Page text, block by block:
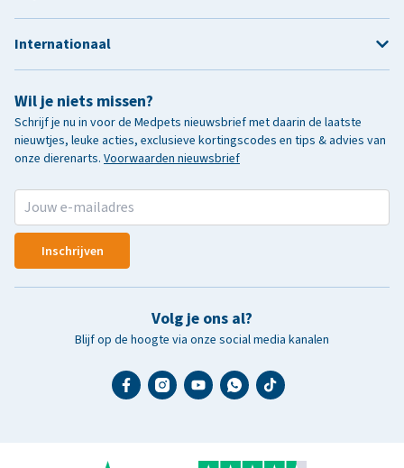
Wil je niets missen?
Schrijf je nu in voor de Medpets nieuwsbrief met daarin de laatste
nieuwtjes, leuke acties, exclusieve kortingscodes en tips & advies van
onze dierenarts. Voorwaarden nieuwsbrief
Inschrijven
Volg je ons al?
Blijf op de hoogte via onze social media kanalen
Internationaal